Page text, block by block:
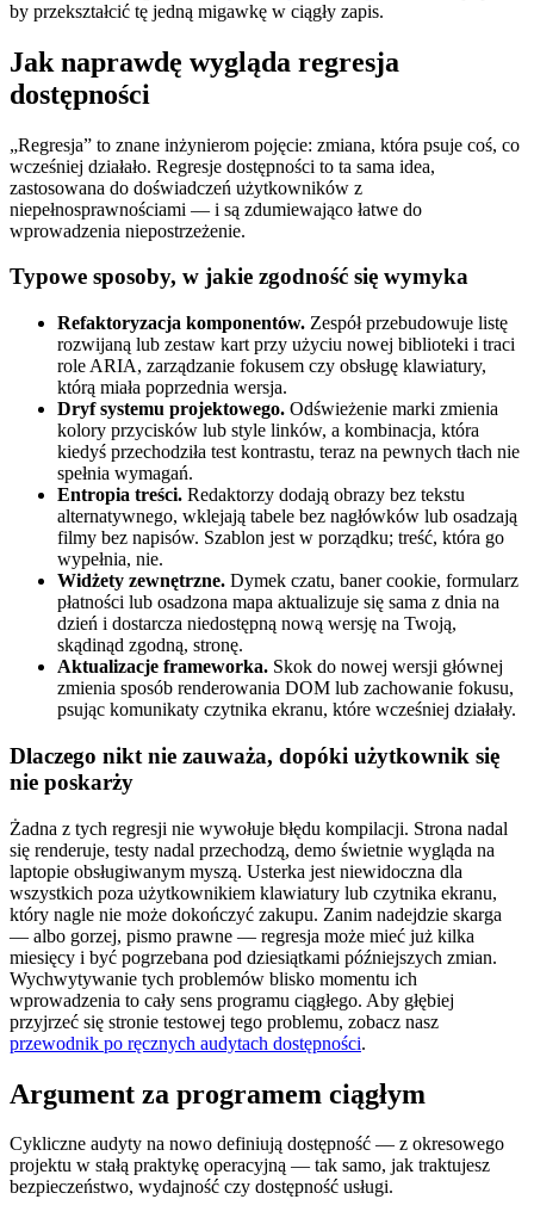
by przekształcić tę jedną migawkę w ciągły zapis.
Jak naprawdę wygląda regresja
dostępności
„Regresja” to znane inżynierom pojęcie: zmiana, która psuje coś, co
wcześniej działało. Regresje dostępności to ta sama idea,
zastosowana do doświadczeń użytkowników z
niepełnosprawnościami — i są zdumiewająco łatwe do
wprowadzenia niepostrzeżenie.
Typowe sposoby, w jakie zgodność się wymyka
Refaktoryzacja komponentów. Zespół przebudowuje listę
rozwijaną lub zestaw kart przy użyciu nowej biblioteki i traci
role ARIA, zarządzanie fokusem czy obsługę klawiatury,
którą miała poprzednia wersja.
Dryf systemu projektowego. Odświeżenie marki zmienia
kolory przycisków lub style linków, a kombinacja, która
kiedyś przechodziła test kontrastu, teraz na pewnych tłach nie
spełnia wymagań.
Entropia treści. Redaktorzy dodają obrazy bez tekstu
alternatywnego, wklejają tabele bez nagłówków lub osadzają
filmy bez napisów. Szablon jest w porządku; treść, która go
wypełnia, nie.
Widżety zewnętrzne. Dymek czatu, baner cookie, formularz
płatności lub osadzona mapa aktualizuje się sama z dnia na
dzień i dostarcza niedostępną nową wersję na Twoją,
skądinąd zgodną, stronę.
Aktualizacje frameworka. Skok do nowej wersji głównej
zmienia sposób renderowania DOM lub zachowanie fokusu,
psując komunikaty czytnika ekranu, które wcześniej działały.
Dlaczego nikt nie zauważa, dopóki użytkownik się
nie poskarży
Żadna z tych regresji nie wywołuje błędu kompilacji. Strona nadal
się renderuje, testy nadal przechodzą, demo świetnie wygląda na
laptopie obsługiwanym myszą. Usterka jest niewidoczna dla
wszystkich poza użytkownikiem klawiatury lub czytnika ekranu,
który nagle nie może dokończyć zakupu. Zanim nadejdzie skarga
— albo gorzej, pismo prawne — regresja może mieć już kilka
miesięcy i być pogrzebana pod dziesiątkami późniejszych zmian.
Wychwytywanie tych problemów blisko momentu ich
wprowadzenia to cały sens programu ciągłego. Aby głębiej
przyjrzeć się stronie testowej tego problemu, zobacz nasz
przewodnik po ręcznych audytach dostępności.
Argument za programem ciągłym
Cykliczne audyty na nowo definiują dostępność — z okresowego
projektu w stałą praktykę operacyjną — tak samo, jak traktujesz
bezpieczeństwo, wydajność czy dostępność usługi.